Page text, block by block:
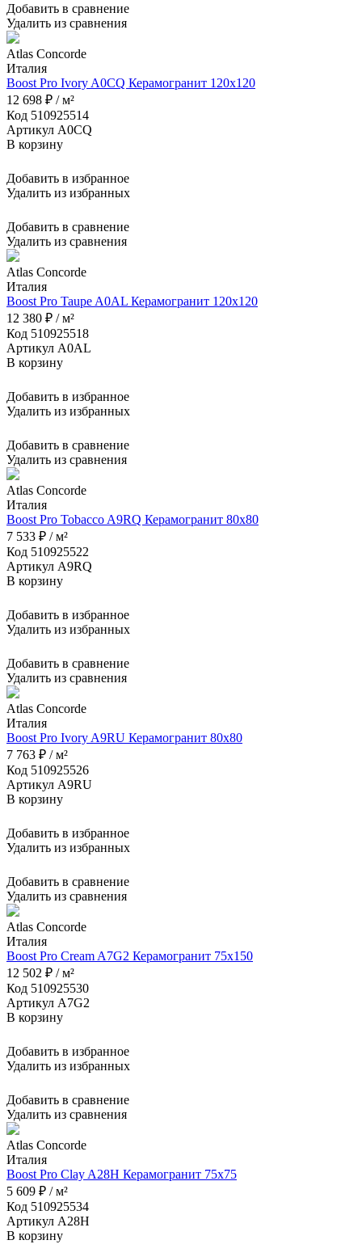
Добавить в сравнение
Удалить из сравнения
Atlas Concorde
Италия
Boost Pro Ivory A0CQ Керамогранит 120x120
12 698 ₽ / м²
Код 510925514
Артикул A0CQ
В корзину
Добавить в избранное
Удалить из избранных
Добавить в сравнение
Удалить из сравнения
Atlas Concorde
Италия
Boost Pro Taupe A0AL Керамогранит 120x120
12 380 ₽ / м²
Код 510925518
Артикул A0AL
В корзину
Добавить в избранное
Удалить из избранных
Добавить в сравнение
Удалить из сравнения
Atlas Concorde
Италия
Boost Pro Tobacco A9RQ Керамогранит 80x80
7 533 ₽ / м²
Код 510925522
Артикул A9RQ
В корзину
Добавить в избранное
Удалить из избранных
Добавить в сравнение
Удалить из сравнения
Atlas Concorde
Италия
Boost Pro Ivory A9RU Керамогранит 80x80
7 763 ₽ / м²
Код 510925526
Артикул A9RU
В корзину
Добавить в избранное
Удалить из избранных
Добавить в сравнение
Удалить из сравнения
Atlas Concorde
Италия
Boost Pro Cream A7G2 Керамогранит 75x150
12 502 ₽ / м²
Код 510925530
Артикул A7G2
В корзину
Добавить в избранное
Удалить из избранных
Добавить в сравнение
Удалить из сравнения
Atlas Concorde
Италия
Boost Pro Clay A28H Керамогранит 75x75
5 609 ₽ / м²
Код 510925534
Артикул A28H
В корзину